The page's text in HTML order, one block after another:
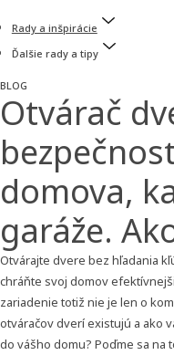
Rady a inšpirácie
Ďalšie rady a tipy
BLOG
Otvárač
domova,
garáže.
Otvárajte dvere bez hľadania
chráňte svoj domov
zariadenie totiž nie je len o
otváračov dverí existujú a ako
do vášho domu? Poďme sa na